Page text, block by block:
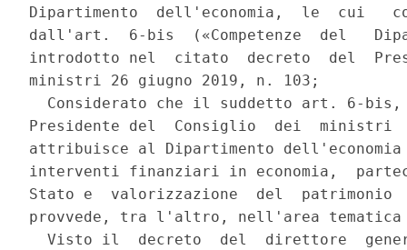
Dipartimento  dell'economia,  le  cui
dall'art.  6-bis  («Competenze  del
introdotto nel  citato  decreto  del
ministri 26 giugno 2019, n. 103;
Considerato che il suddetto art. 6-
Presidente del  Consiglio  dei  ministri
attribuisce al Dipartimento
interventi finanziari in economia,
Stato e  valorizzazione  del
provvede, tra l'altro, nell'area tematica
Visto il  decreto  del  direttore